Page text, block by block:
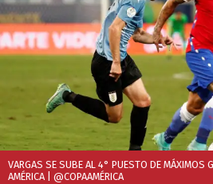
VARGAS SE SUBE AL 4° PUESTO DE MÁXIMOS
AMÉRICA | @COPAAMÉRICA